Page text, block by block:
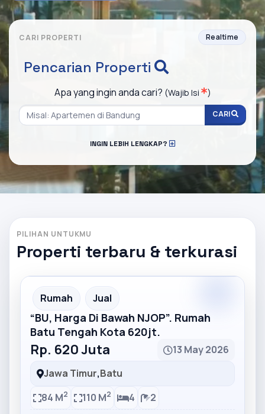
CARI PROPERTI Realtime
Pencarian Properti
Apa yang ingin anda cari? (Wajib Isi )
CARI
INGIN LEBIH LENGKAP?
PILIHAN UNTUKMU
Properti terbaru & terkurasi
Partner Ad
Rumah Jual
“BU, Harga Di Bawah NJOP”. Rumah
Batu Tengah Kota 620jt.
Rp. 620 Juta
13 May 2026
Jawa Timur,Batu
84 M2 110 M2 4 2